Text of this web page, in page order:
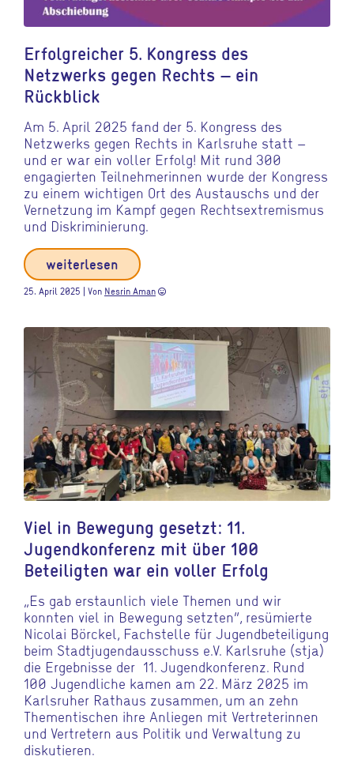
Erfolgreicher 5. Kongress des
Netzwerks gegen Rechts – ein
Rückblick
Am 5. April 2025 fand der 5. Kongress des
Netzwerks gegen Rechts in Karlsruhe statt –
und er war ein voller Erfolg! Mit rund 300
engagierten Teilnehmerinnen wurde der Kongress
zu einem wichtigen Ort des Austauschs und der
Vernetzung im Kampf gegen Rechtsextremismus
und Diskriminierung.
weiterlesen
25. April 2025 | Von Nesrin Aman sentiment_very_satisfied
Viel in Bewegung gesetzt: 11.
Jugendkonferenz mit über 100
Beteiligten war ein voller Erfolg
„Es gab erstaunlich viele Themen und wir
konnten viel in Bewegung setzten“, resümierte
Nicolai Börckel, Fachstelle für Jugendbeteiligung
beim Stadtjugendausschuss e.V. Karlsruhe (stja)
die Ergebnisse der 11. Jugendkonferenz. Rund
100 Jugendliche kamen am 22. März 2025 im
Karlsruher Rathaus zusammen, um an zehn
Thementischen ihre Anliegen mit Vertreterinnen
und Vertretern aus Politik und Verwaltung zu
diskutieren.